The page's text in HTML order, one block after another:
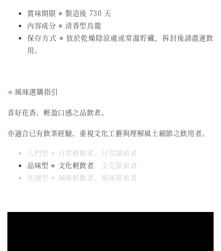
賞味期限 ⋄ 製造後 730 天
內容成分 ⋄ 清香型烏龍
保存方式 ⋄ 放於乾燥陰涼處或常溫貯藏，拆封後請盡速飲
用。
⟢ 風味選購指引
喜好花香、輕盈口感之品飲者。
亦適合已有飲茶經驗、重視文化工藝與理解風土細節之飲用者。
入門型 ⋄ 日常輕飲者、日常探索者
品味型 ⋄ 文化輕飲者、文化探索者
知選型 ⋄ 風味輕飲者、風味探索者